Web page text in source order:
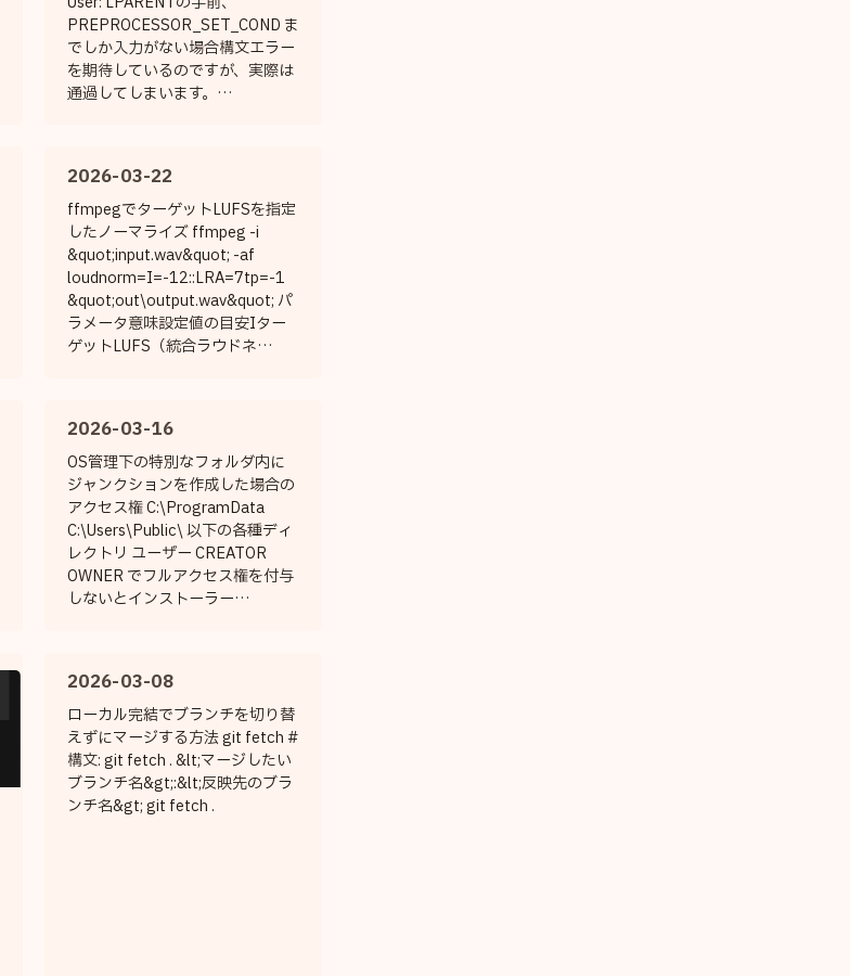
作成を任せた articluster-
editor.pages.dev 変換ツール Art...
PREPROCESSOR_SET_COND ま
でしか入力がない場合構文エラー
を期待しているのですが、実際は
通過してしまいます。
違うのかがわかりません。教えて
ください。 GitHub Copilot: 原因
切り分けとして
「SET_CONDITION が本当に
PREPROCESSOR_SET_COND と
して字句解析されているか（それ
とも IDENTIFIER 扱いになって
いる...
2026-03-22
ffmpegでターゲットLUFSを指定
したノーマライズ ffmpeg -i
&quot;input.wav&quot; -af
loudnorm=I=-12::LRA=7tp=-1
&quot;out\output.wav&quot; パ
ラメータ意味設定値の目安Iター
ゲットLUFS（統合ラウドネ
の幅）7.0 〜 20.0（通常はデフォ
ルトの7でOK）tpトゥルーピーク
（最大音量の天井）-1.0 〜
-2.0（歪み防止のため） 複数一括
(cmd) for %i in (*.wav) do ff...
2026-03-16
OS管理下の特別なフォルダ内に
ジャンクションを作成した場合の
アクセス権 C:\ProgramData
C:\Users\Public\ 以下の各種ディ
レクトリ ユーザー CREATOR
OWNER でフルアクセス権を付与
しないとインストーラー
のか保証しない インストーラーが
付与するアクセス権限と同じにな
るように、「リンク先」のフォル
ダに対して、ユーザー CREATOR
OWNER でのフルアクセス権を付
与 icacls &quot;フォルダ名
2026-03-08
ローカル完結でブランチを切り替
えずにマージする方法 git fetch #
構文: git fetch . &lt;マージしたい
ブランチ名&gt;:&lt;反映先のブラ
ンチ名&gt; git fetch .